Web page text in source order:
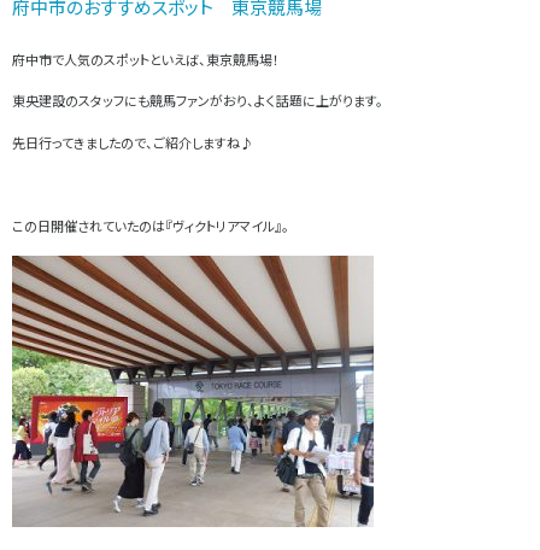
府中市のおすすめスポット 東京競馬場
府中市で人気のスポットといえば、東京競馬場！
東央建設のスタッフにも競馬ファンがおり、よく話題に上がります。
先日行ってきましたので、ご紹介しますね♪
この日開催されていたのは『ヴィクトリアマイル』。